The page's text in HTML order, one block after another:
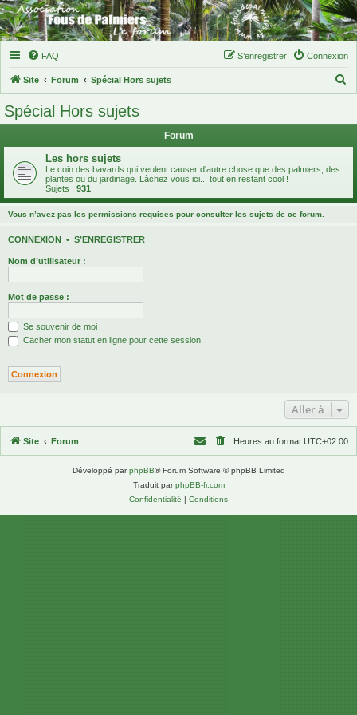
FAQ Connexion
S’enregistrer
Site Forum Spécial Hors sujets
Spécial Hors sujets
Forum
Les hors sujets
Le coin des bavards qui veulent causer d'autre chose que des palmiers, des
plantes ou du jardinage. Lâchez vous ici... tout en restant cool !
Sujets : 931
Vous n’avez pas les permissions requises pour consulter les sujets de ce forum.
CONNEXION • S’ENREGISTRER
Nom d’utilisateur :
Mot de passe :
Se souvenir de moi
Cacher mon statut en ligne pour cette session
Aller à
Site Forum Heures au format UTC+02:00
Développé parphpBB® Forum Software © phpBB Limited
Traduit parphpBB-fr.com
Confidentialité | Conditions